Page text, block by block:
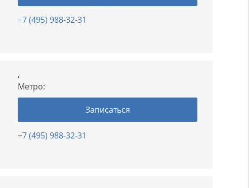
+7 (495) 988-32-31
,
Метро:
Записаться
+7 (495) 988-32-31